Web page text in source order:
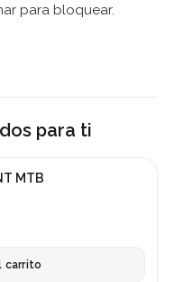
para bloquear.
para ti
MTB
carrito